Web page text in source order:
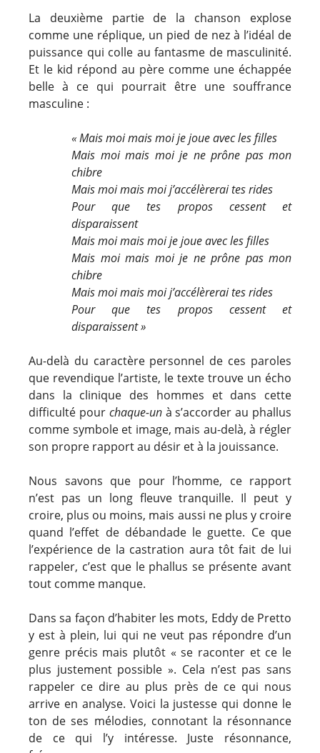
La deuxième partie de la chanson explose
comme une réplique, un pied de nez à l’idéal de
puissance qui colle au fantasme de masculinité.
Et le kid répond au père comme une échappée
belle à ce qui pourrait être une souffrance
masculine :
« Mais moi mais moi je joue avec les filles
Mais moi mais moi je ne prône pas mon
chibre
Mais moi mais moi j’accélèrerai tes rides
Pour que tes propos cessent et
disparaissent
Mais moi mais moi je joue avec les filles
Mais moi mais moi je ne prône pas mon
chibre
Mais moi mais moi j’accélèrerai tes rides
Pour que tes propos cessent et
disparaissent »
Au-delà du caractère personnel de ces paroles
que revendique l’artiste, le texte trouve un écho
dans la clinique des hommes et dans cette
difficulté pour chaque-unà s’accorder au phallus
comme symbole et image, mais au-delà, à régler
son propre rapport au désir et à la jouissance.
Nous savons que pour l’homme, ce rapport
n’est pas un long fleuve tranquille. Il peut y
croire, plus ou moins, mais aussi ne plus y croire
quand l’effet de débandade le guette. Ce que
l’expérience de la castration aura tôt fait de lui
rappeler, c’est que le phallus se présente avant
tout comme manque.
Dans sa façon d’habiter les mots, Eddy de Pretto
y est à plein, lui qui ne veut pas répondre d’un
genre précis mais plutôt « se raconter et ce le
plus justement possible ». Cela n’est pas sans
rappeler ce dire au plus près de ce qui nous
arrive en analyse. Voici la justesse qui donne le
ton de ses mélodies, connotant la résonnance
de ce qui l’y intéresse. Juste résonnance,